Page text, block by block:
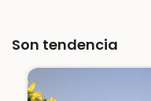
encontraremos
Son tendencia